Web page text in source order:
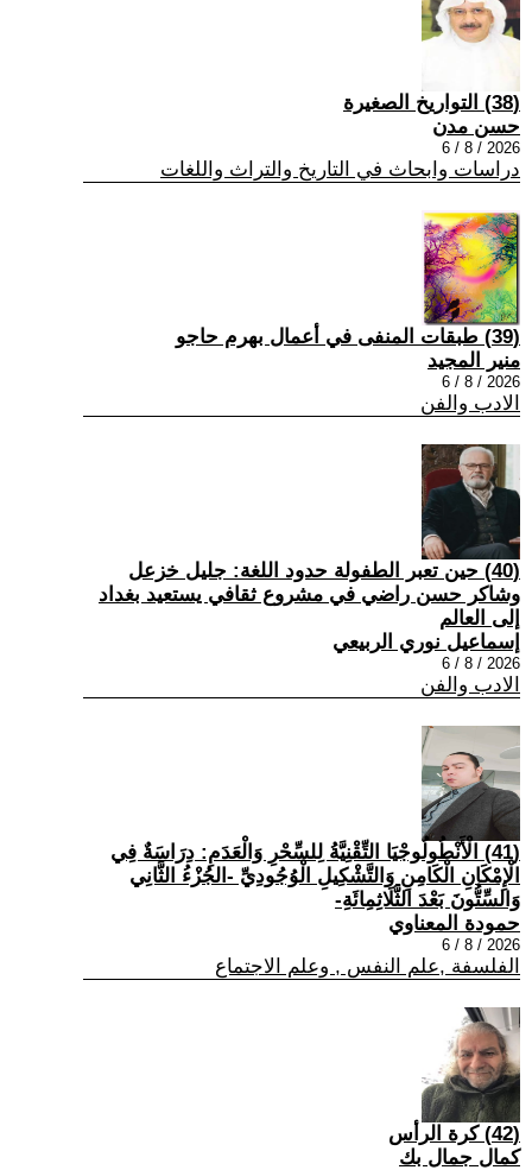
(38) التواريخ الصغيرة
حسن مدن
2026 / 8 / 6
دراسات وابحاث في التاريخ والتراث واللغات
(39) طبقات المنفى في أعمال بهرم حاجو
منير المجيد
2026 / 8 / 6
الادب والفن
(40) حين تعبر الطفولة حدود اللغة: جليل خزعل
وشاكر حسن راضي في مشروع ثقافي يستعيد بغداد
إلى العالم
إسماعيل نوري الربيعي
2026 / 8 / 6
الادب والفن
(41) الْأَنْطُولُوجْيَا التِّقْنِيَّةُ لِلسِّحْرِ وَالْعَدَمِ: دِرَاسَةٌ فِي
الْإِمْكَانِ الْكَامِنِ وَالتَّشْكِيلِ الْوُجُودِيِّ -الجُزْءُ الثَّانِي
وَالسِّتُّونَ بَعْدَ الثَّلَاثِمِائَةِ-
حمودة المعناوي
2026 / 8 / 6
الفلسفة ,علم النفس , وعلم الاجتماع
(42) كرة الرأس
كمال جمال بك